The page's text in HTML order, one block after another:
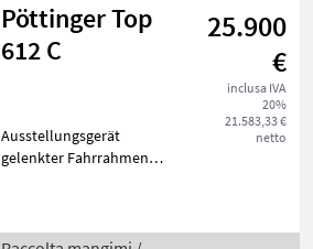
Pöttinger Top
612 C
25.900
€
inclusa IVA
20%
21.583,33 €
netto
Ausstellungsgerät
gelenkter Fahrrahmen